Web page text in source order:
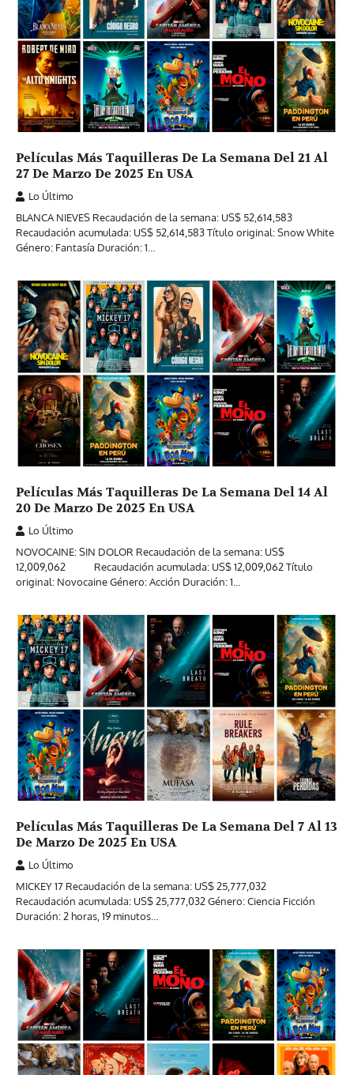
Películas Más Taquilleras De La Semana Del 21 Al
27 De Marzo De 2025 En USA
Lo Último
BLANCA NIEVES Recaudación de la semana: US$ 52,614,583
Recaudación acumulada: US$ 52,614,583 Título original: Snow White
Género: Fantasía Duración: 1…
Películas Más Taquilleras De La Semana Del 14 Al
20 De Marzo De 2025 En USA
Lo Último
NOVOCAINE: SIN DOLOR Recaudación de la semana: US$
12,009,062 Recaudación acumulada: US$ 12,009,062 Título
original: Novocaine Género: Acción Duración: 1…
Películas Más Taquilleras De La Semana Del 7 Al 13
De Marzo De 2025 En USA
Lo Último
MICKEY 17 Recaudación de la semana: US$ 25,777,032
Recaudación acumulada: US$ 25,777,032 Género: Ciencia Ficción
Duración: 2 horas, 19 minutos…